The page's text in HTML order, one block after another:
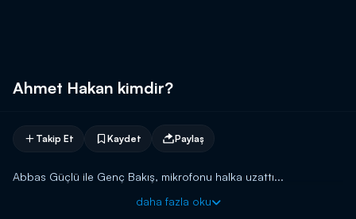
Ahmet Hakan kimdir?
Takip Et Kaydet Paylaş
Abbas Güçlü ile Genç Bakış, mikrofonu halka uzattı...
daha fazla oku